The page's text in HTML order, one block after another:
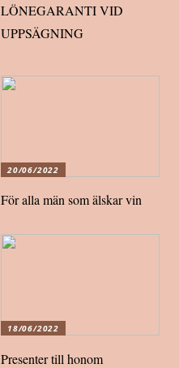
LÖNEGARANTI VID
UPPSÄGNING
20/06/2022
För alla män som älskar vin
18/06/2022
Presenter till honom